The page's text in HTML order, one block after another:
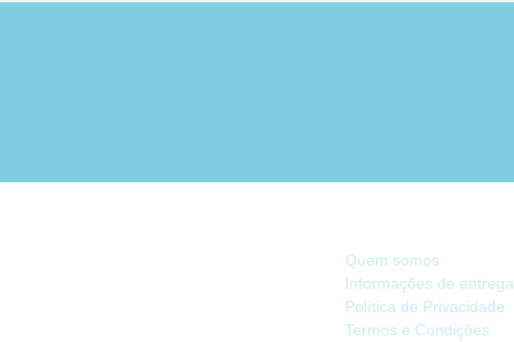
Quem somos
Informações de entrega
Política de Privacidade
Termos e Condições